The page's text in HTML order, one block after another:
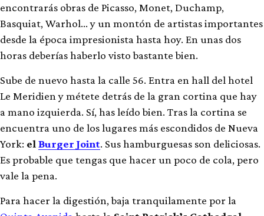
encontrarás obras de Picasso, Monet, Duchamp,
Basquiat, Warhol… y un montón de artistas importantes
desde la época impresionista hasta hoy. En unas dos
horas deberías haberlo visto bastante bien.
Sube de nuevo hasta la calle 56. Entra en hall del hotel
Le Meridien y métete detrás de la gran cortina que hay
a mano izquierda. Sí, has leído bien. Tras la cortina se
encuentra uno de los lugares más escondidos de Nueva
York: el Burger Joint. Sus hamburguesas son deliciosas.
Es probable que tengas que hacer un poco de cola, pero
vale la pena.
Para hacer la digestión, baja tranquilamente por la